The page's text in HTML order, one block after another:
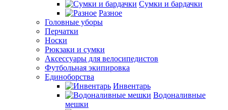
Сумки и бардачки
Разное
Головные уборы
Перчатки
Носки
Рюкзаки и сумки
Аксессуары для велосипедистов
Футбольная экипировка
Единоборства
Инвентарь
Водоналивные
мешки